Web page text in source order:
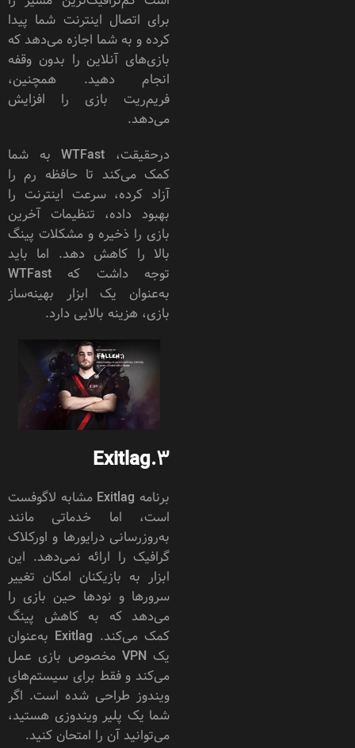
برای اتصال اینترنت شما پیدا
کرده و به شما اجازه می‌دهد که
بازی‌های آنلاین را بدون وقفه
انجام دهید. همچنین،
فریم‌ریت بازی را افزایش
می‌دهد.
درحقیقت، WTFast به شما
کمک می‌کند تا حافظه رم را
آزاد کرده، سرعت اینترنت را
بهبود داده، تنظیمات آخرین
بازی را ذخیره و مشکلات پینگ
بالا را کاهش دهد. اما باید
توجه داشت که WTFast
به‌عنوان یک ابزار بهینه‌ساز
بازی، هزینه بالایی دارد.
3.
Exitlag
برنامه Exitlag مشابه لاگوفست
است، اما خدماتی مانند
به‌روزرسانی درایورها و اورکلاک
گرافیک را ارائه نمی‌دهد. این
ابزار به بازیکنان امکان تغییر
سرورها و نودها حین بازی را
می‌دهد که به کاهش پینگ
کمک می‌کند. Exitlag به‌عنوان
یک VPN مخصوص بازی عمل
می‌کند و فقط برای سیستم‌های
ویندوز طراحی شده است. اگر
شما یک پلیر ویندوزی هستید،
می‌توانید آن را امتحان کنید.